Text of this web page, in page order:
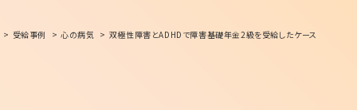
受給事例 心の病気 双極性障害とADHDで障害基礎年金2級を受給したケース